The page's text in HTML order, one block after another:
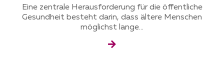
Eine zentrale Herausforderung für die öffentliche
Gesundheit besteht darin, dass ältere Menschen
möglichst lange...